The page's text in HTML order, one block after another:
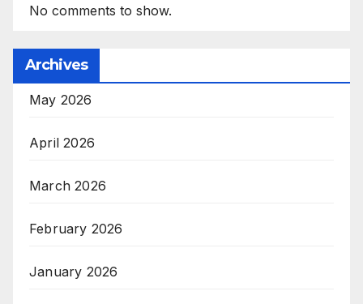
No comments to show.
Archives
May 2026
April 2026
March 2026
February 2026
January 2026